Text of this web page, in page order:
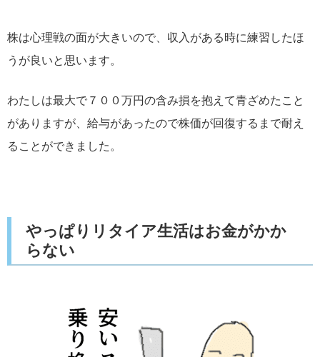
株は心理戦の面が大きいので、収入がある時に練習したほ
うが良いと思います。
わたしは最大で７００万円の含み損を抱えて青ざめたこと
がありますが、給与があったので株価が回復するまで耐え
ることができました。
やっぱりリタイア生活はお金がかか
らない